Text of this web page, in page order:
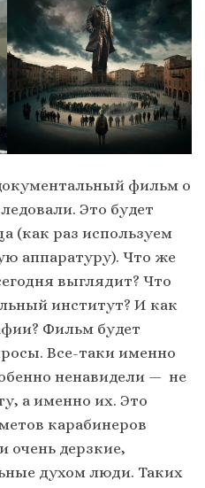
фильм о
Это будет
(как раз используем
аппаратуру). Что же
выглядит? Что
институт? И как
Фильм будет
Все-таки именно
ненавидели — не
а именно их. Это
карабинеров
очень дерзкие,
духом люди. Таких